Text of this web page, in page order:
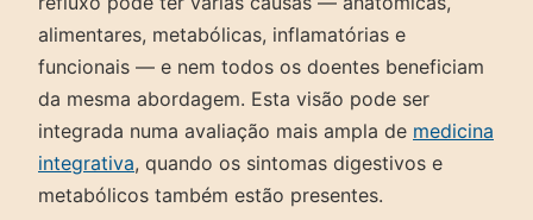
alimentares, metabólicas, inflamatórias e
funcionais — e nem todos os doentes beneficiam
da mesma abordagem. Esta visão pode ser
integrada numa avaliação mais ampla de medicina
integrativa, quando os sintomas digestivos e
metabólicos também estão presentes.